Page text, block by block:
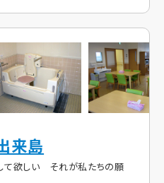
来島
て欲しい それが私たちの願